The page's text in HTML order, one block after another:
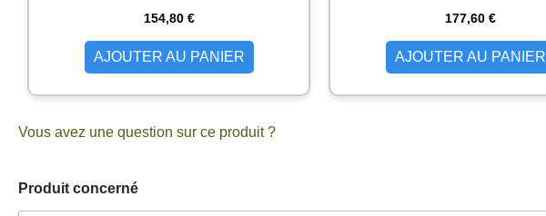
154,80 €
AJOUTER AU PANIER
177,60 €
AJOUTER AU PANIER
Vous avez une question sur ce produit ?
Produit concerné